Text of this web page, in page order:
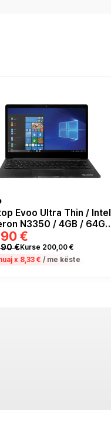
Evoo Ultra Thin / Intel
N3350 / 4GB / 64GB
HD / Integrated GPU-
€
€Kurse 200,00 €
x 8,33 € / me këste